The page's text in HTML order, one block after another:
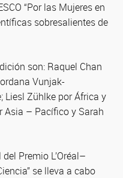
“Por las Mujeres en
sobresalientes de
son: Raquel Chan
Vunjak-
Liesl Zühlke por África y
Asia – Pacífico y Sarah
Premio L’Oréal–
se lleva a cabo